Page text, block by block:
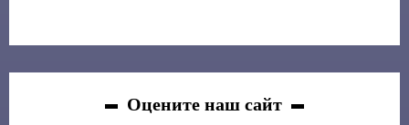
Оцените наш сайт